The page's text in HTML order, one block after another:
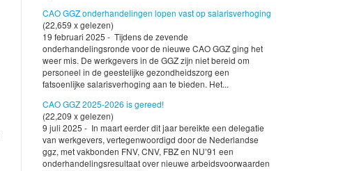
CAO GGZ onderhandelingen lopen vast op salarisverhoging
(22,659 x gelezen)
19 februari 2025 - Tijdens de zevende
onderhandelingsronde voor de nieuwe CAO GGZ ging het
weer mis. De werkgevers in de GGZ zijn niet bereid om
personeel in de geestelijke gezondheidszorg een
fatsoenlijke salarisverhoging aan te bieden. Het...
CAO GGZ 2025-2026 is gereed!
(22,209 x gelezen)
9 juli 2025 - In maart eerder dit jaar bereikte een delegatie
van werkgevers, vertegenwoordigd door de Nederlandse
ggz, met vakbonden FNV, CNV, FBZ en NU’91 een
onderhandelingsresultaat over nieuwe arbeidsvoorwaarden